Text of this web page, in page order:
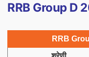
RRB Group D
RRB